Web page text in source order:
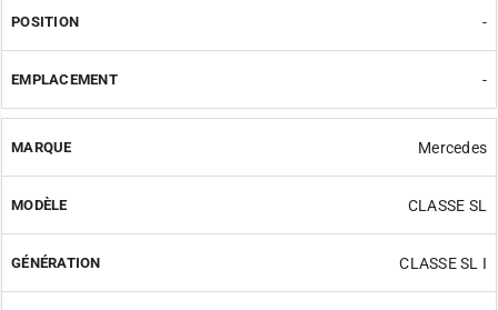
-
-
Mercedes
CLASSE SL
CLASSE SL I